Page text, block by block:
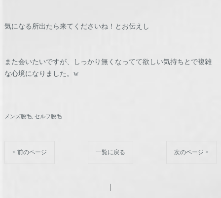
気になる所出たら来てくださいね！とお伝えし
また会いたいですが、しっかり無くなってて欲しい気持ちとで複雑
な心境になりました。w
メンズ脱毛 セルフ脱毛
< 前のページ 一覧に戻る 次のページ >